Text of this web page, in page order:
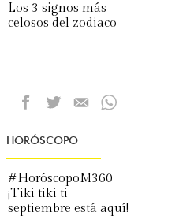
Los 3 signos más
celosos del zodiaco
HORÓSCOPO
#HoróscopoM360
¡Tiki tiki ti
septiembre está aquí!